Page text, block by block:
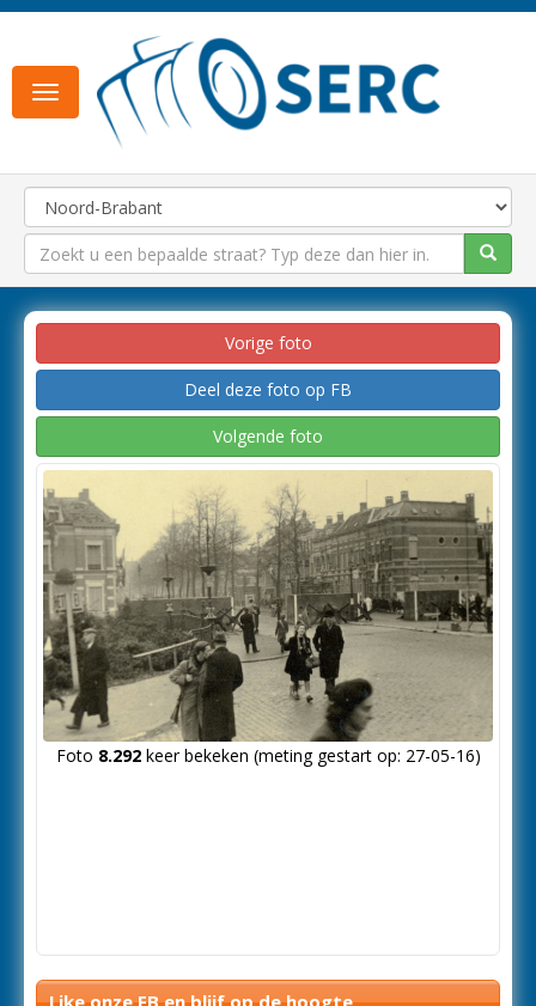
Toggle
navigation
Vorige foto
Deel deze foto op FB
Volgende foto
Foto 8.292keer bekeken (meting gestart op: 27-05-16)
Like onze FB en blijf op de hoogte